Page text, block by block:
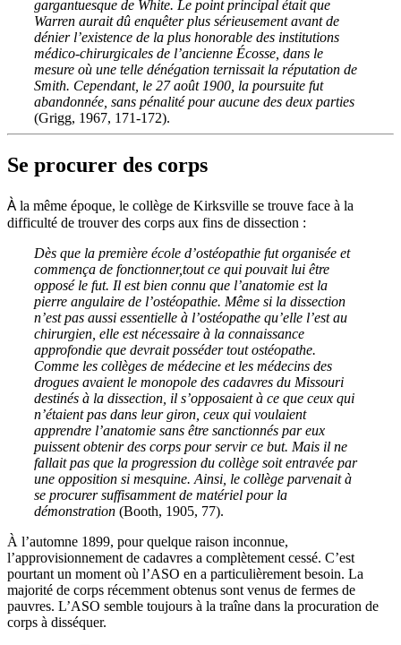
gargantuesque de White. Le point principal était que
Warren aurait dû enquêter plus sérieusement avant de
dénier l’existence de la plus honorable des institutions
médico-chirurgicales de l’ancienne Écosse, dans le
mesure où une telle dénégation ternissait la réputation de
Smith. Cependant, le 27 août 1900, la poursuite fut
abandonnée, sans pénalité pour aucune des deux parties
(Grigg, 1967, 171-172).
Se procurer des corps
À la même époque, le collège de Kirksville se trouve face à la
difficulté de trouver des corps aux fins de dissection :
Dès que la première école d’ostéopathie fut organisée et
commença de fonctionner,tout ce qui pouvait lui être
opposé le fut. Il est bien connu que l’anatomie est la
pierre angulaire de l’ostéopathie. Même si la dissection
n’est pas aussi essentielle à l’ostéopathe qu’elle l’est au
chirurgien, elle est nécessaire à la connaissance
approfondie que devrait posséder tout ostéopathe.
Comme les collèges de médecine et les médecins des
drogues avaient le monopole des cadavres du Missouri
destinés à la dissection, il s’opposaient à ce que ceux qui
n’étaient pas dans leur giron, ceux qui voulaient
apprendre l’anatomie sans être sanctionnés par eux
puissent obtenir des corps pour servir ce but. Mais il ne
fallait pas que la progression du collège soit entravée par
une opposition si mesquine. Ainsi, le collège parvenait à
se procurer suffisamment de matériel pour la
démonstration (Booth, 1905, 77).
À l’automne 1899, pour quelque raison inconnue,
l’approvisionnement de cadavres a complètement cessé. C’est
pourtant un moment où l’ASO en a particulièrement besoin. La
majorité de corps récemment obtenus sont venus de fermes de
pauvres. L’ASO semble toujours à la traîne dans la procuration de
corps à disséquer.